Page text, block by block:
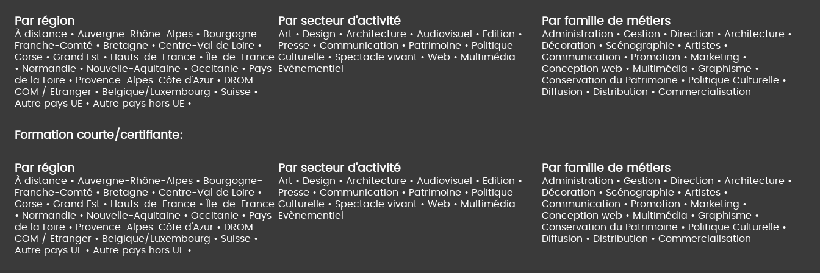
Par région
À distance • Auvergne-Rhône-Alpes • Bourgogne-
Franche-Comté • Bretagne • Centre-Val de Loire •
Corse • Grand Est • Hauts-de-France •
Île-de-France
• Normandie • Nouvelle-Aquitaine • Occitanie • Pays
de la Loire • Provence-Alpes-Côte d'Azur • DROM-
COM / Etranger • Belgique/Luxembourg • Suisse •
Autre pays UE • Autre pays hors UE •
Par secteur d'activité
Art • Design • Architecture • Audiovisuel • Edition •
Presse • Communication • Patrimoine • Politique
Culturelle • Spectacle vivant • Web • Multimédia
Evènementiel
Par famille de métiers
Administration • Gestion • Direction • Architecture •
Décoration • Scénographie • Artistes •
Communication • Promotion • Marketing •
Conception web • Multimédia • Graphisme •
Conservation du Patrimoine • Politique Culturelle •
Diffusion • Distribution • Commercialisation
Formation courte/certifiante:
Par région
À distance • Auvergne-Rhône-Alpes • Bourgogne-
Franche-Comté • Bretagne • Centre-Val de Loire •
Corse • Grand Est • Hauts-de-France •
Île-de-France
• Normandie • Nouvelle-Aquitaine • Occitanie • Pays
de la Loire • Provence-Alpes-Côte d'Azur • DROM-
COM / Etranger • Belgique/Luxembourg • Suisse •
Autre pays UE • Autre pays hors UE •
Par secteur d'activité
Art • Design • Architecture • Audiovisuel • Edition •
Presse • Communication • Patrimoine • Politique
Culturelle • Spectacle vivant • Web • Multimédia
Evènementiel
Par famille de métiers
Administration • Gestion • Direction • Architecture •
Décoration • Scénographie • Artistes •
Communication • Promotion • Marketing •
Conception web • Multimédia • Graphisme •
Conservation du Patrimoine • Politique Culturelle •
Diffusion • Distribution • Commercialisation